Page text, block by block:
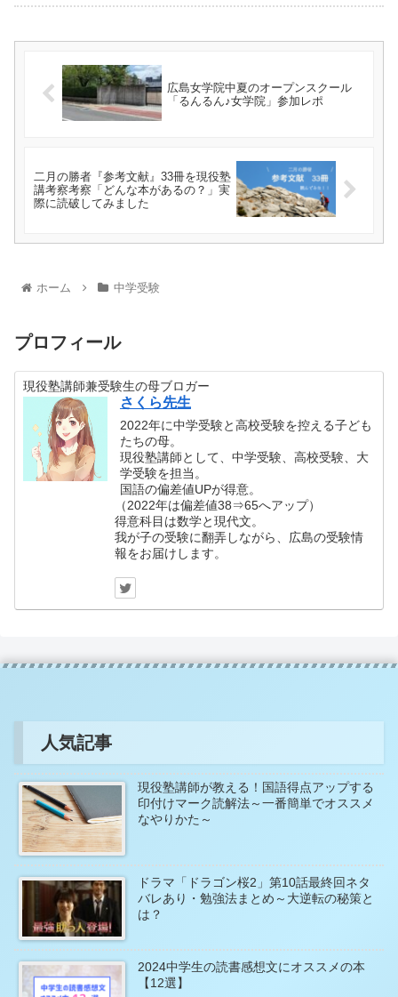
広島女学院中夏のオープンスクール
「るんるん♪女学院」参加レポ
二月の勝者『参考文献』33冊を現役塾
講考察考察「どんな本があるの？」実
際に読破してみました
ホーム 中学受験
プロフィール
現役塾講師兼受験生の母ブロガー
さくら先生
2022年に中学受験と高校受験を控える子ども
たちの母。
現役塾講師として、中学受験、高校受験、大
学受験を担当。
国語の偏差値UPが得意。
（2022年は偏差値38⇒65へアップ）
得意科目は数学と現代文。
我が子の受験に翻弄しながら、広島の受験情
報をお届けします。
人気記事
現役塾講師が教える！国語得点アップする
印付けマーク読解法～一番簡単でオススメ
なやりかた～
ドラマ「ドラゴン桜2」第10話最終回ネタ
バレあり・勉強法まとめ～大逆転の秘策と
は？
2024中学生の読書感想文にオススメの本
【12選】